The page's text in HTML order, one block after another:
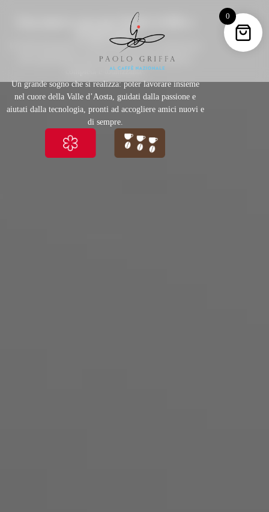
Una nuova casa per Paolo Griffa e
il suo team
Il Caffè Nazionale è la nostra nuova casa, un laboratorio
dove sperimentare una nuova forma di accoglienza
completa e totalizzante.
Un grande sogno che si realizza: poter lavorare insieme
nel cuore della Valle d’Aosta, guidati dalla passione e
aiutati dalla tecnologia, pronti ad accogliere amici nuovi e
di sempre.
0